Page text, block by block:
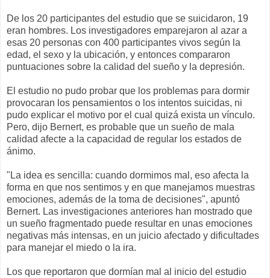
De los 20 participantes del estudio que se suicidaron, 19
eran hombres. Los investigadores emparejaron al azar a
esas 20 personas con 400 participantes vivos según la
edad, el sexo y la ubicación, y entonces compararon
puntuaciones sobre la calidad del sueño y la depresión.
El estudio no pudo probar que los problemas para dormir
provocaran los pensamientos o los intentos suicidas, ni
pudo explicar el motivo por el cual quizá exista un vínculo.
Pero, dijo Bernert, es probable que un sueño de mala
calidad afecte a la capacidad de regular los estados de
ánimo.
"La idea es sencilla: cuando dormimos mal, eso afecta la
forma en que nos sentimos y en que manejamos muestras
emociones, además de la toma de decisiones", apuntó
Bernert. Las investigaciones anteriores han mostrado que
un sueño fragmentado puede resultar en unas emociones
negativas más intensas, en un juicio afectado y dificultades
para manejar el miedo o la ira.
Los que reportaron que dormían mal al inicio del estudio